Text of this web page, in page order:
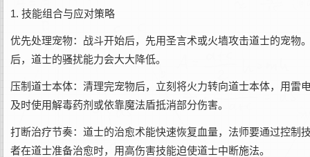
1. 技能组合与应对策略
优先处理宠物：战斗开始后，先用圣言术或火墙攻击道士的宠物
后，道士的骚扰能力会大大降低。
压制道士本体：清理完宠物后，立刻将火力转向道士本体，用
及时使用解毒药剂或依靠魔法盾抵消部分伤害。
打断治疗节奏：道士的治愈术能快速恢复血量，法师要通过控制
者在道士准备治愈时，用高伤害技能迫使道士中断施法。